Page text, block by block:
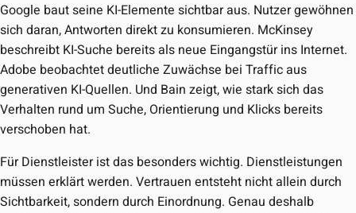
Google baut seine KI-Elemente sichtbar aus. Nutzer gewöhnen
sich daran, Antworten direkt zu konsumieren. McKinsey
beschreibt KI-Suche bereits als neue Eingangstür ins Internet.
Adobe beobachtet deutliche Zuwächse bei Traffic aus
generativen KI-Quellen. Und Bain zeigt, wie stark sich das
Verhalten rund um Suche, Orientierung und Klicks bereits
verschoben hat.
Für Dienstleister ist das besonders wichtig. Dienstleistungen
müssen erklärt werden. Vertrauen entsteht nicht allein durch
Sichtbarkeit, sondern durch Einordnung. Genau deshalb